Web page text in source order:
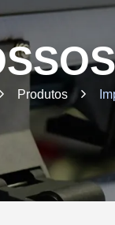
Produtos